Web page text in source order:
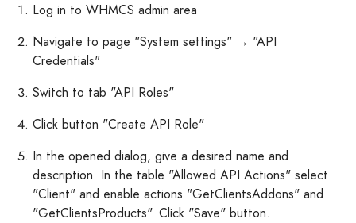
Log in to WHMCS admin area
Navigate to page "System settings" → "API
Credentials"
Switch to tab "API Roles"
Click button "Create API Role"
In the opened dialog, give a desired name and
description. In the table "Allowed API Actions" select
"Client" and enable actions "GetClientsAddons" and
"GetClientsProducts". Click "Save" button.